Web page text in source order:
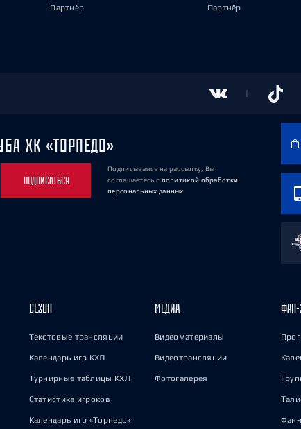
Партнёр Партнёр
ХК «ТОРПЕДО»
ПОДПИСАТЬСЯ
Подписываясь на рассылку, Вы
соглашаетесь с политикой обработки
персональных данных
СЕЗОН
Текстовые трансляции
Календарь игр КХЛ
Турнирные таблицы КХЛ
Статистика игроков
Календарь игр «Торпедо»
МЕДИА
Видеоматериалы
Видеотрансляции
Фотогалерея
ФАН-
Фан-